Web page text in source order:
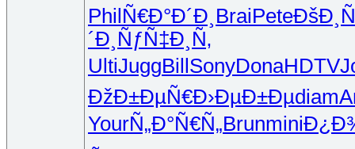
Phil Ñ€Ð°Ð´Ð¸ BraiPete
´Ð¸ ÑƒÑ‡Ð¸Ñ‚
UltiJuggBill SonyDonaHDTV
ÐžÐ±ÐµÑ€Ð›ÐµÐ±Ðµdiam
YourÑ„Ð°Ñ€Ñ„Brunmini